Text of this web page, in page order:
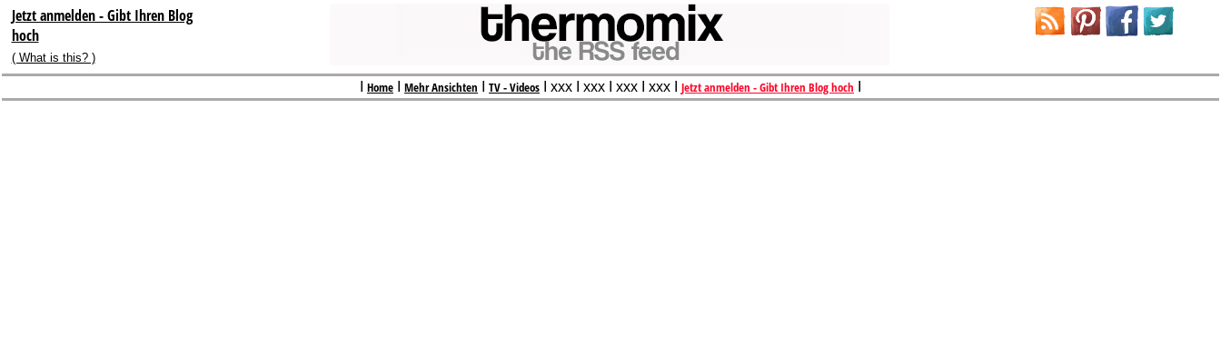
Jetzt anmelden - Gibt Ihren Blog
hoch
( What is this? )
Home Mehr Ansichten TV - Videos I xxx I xxx I xxx I xxx I Jetzt anmelden - Gibt Ihren Blog hoch